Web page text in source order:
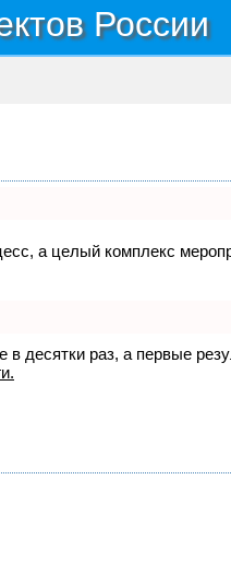
России
а целый комплекс
в десятки раз, а первые